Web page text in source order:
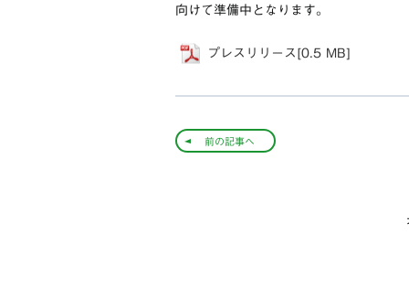
向けて準備中となります。
プレスリリース[0.5 MB]
前の記事へ